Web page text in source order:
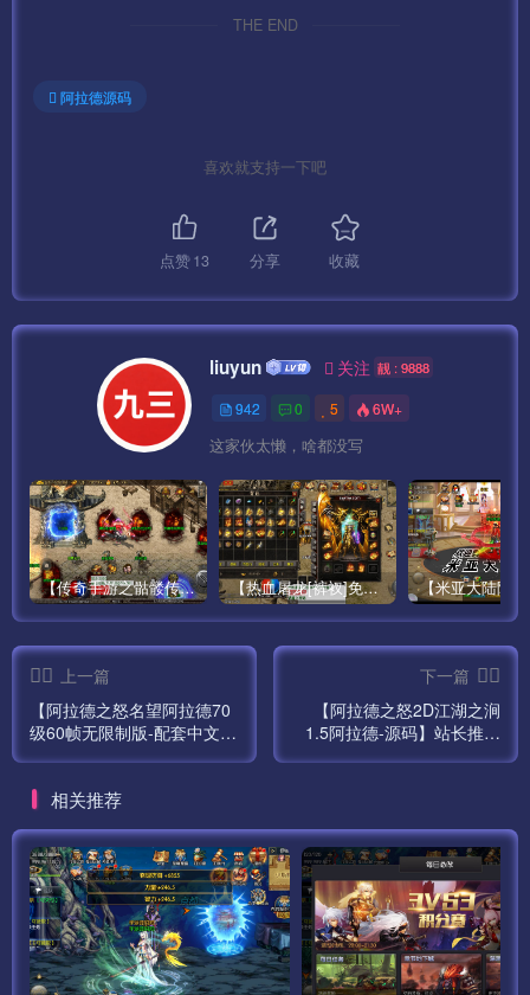
yum install devtoolset-4-gcc devtoolset-4-gcc-c++
scl enable devtoolset-4 bash
修改root目录的.bashrc文件，添加如下内容：
source /opt/rh/devtoolset-4/enable
后点下 从服务器获取看看改成功没！提示数据库密码错误就
在改一次,直到能获取到0个）
先修改配置吧！
软件商店–MySQL5.6–配置修改–修改数据库配置文件 为 “数
据库配置.txt” 内的内容
服务–重载配置–重启数据库
重启数据库
修改数据库
\root\sql\demoald.sql
命令行输入
./sk
数据库创建结束。可以通过宝塔查看是否创建成功。（数据
库 – 点击 从服务器获取 获取到1个就正确的）
THE END
阿拉德源码
喜欢就支持一下吧
点赞13 分享 收藏
liuyun 关注 靓 : 9888
942 0 5 6W+
这家伙太懒，啥都没写
【传奇手游之骷髅传说第二季十大陆[白猪3]免授权版】经典单职业复古特色战神引擎传奇手游最新打包Win服务端源码视频架设教程-怀旧复古-经典耐玩–新版GM多功能网页授权物品后台-GM直冲网页后台-安卓苹果IOS双端版本！ 【热血屠龙[裤衩]免授权修复版】采用经典战神引擎三职业特色游戏最新打包Win服务端源码视频架设教程-GM直冲后台-新版GM多功能授权物品后台-安卓苹果IOS双端版本-传奇手游！
上一篇
【阿拉德之怒名望阿拉德70
级60帧无限制版-配套中文表
源码视频架设教程-GM总运
GM授权后台-安卓苹果IOS
双端版本！
下一篇
【阿拉德之怒2D江湖之涧
1.5阿拉德-源码】站长推荐
相关推荐